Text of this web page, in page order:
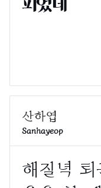
Sanhayeop